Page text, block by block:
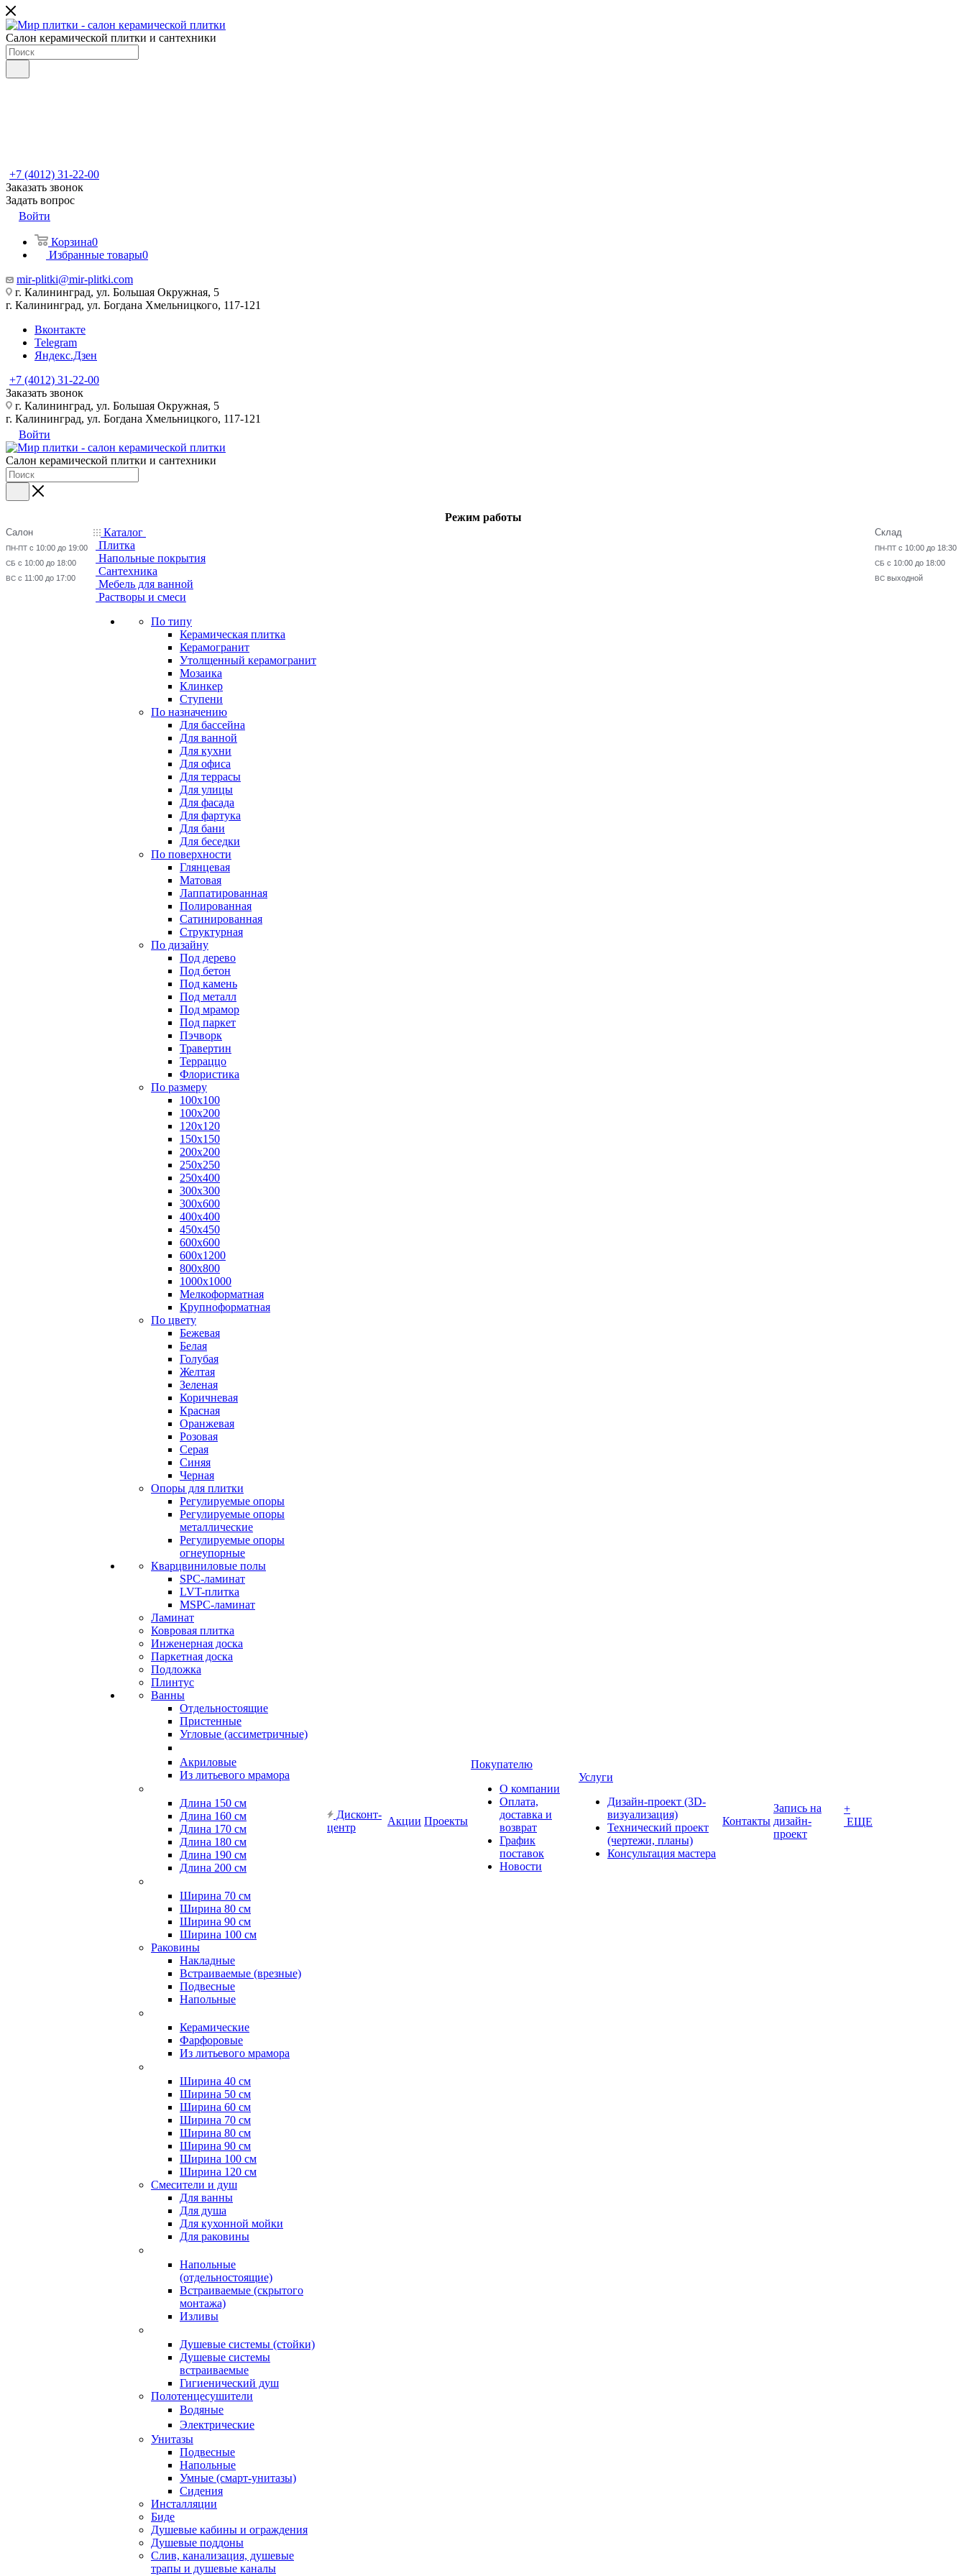
Салон керамической плитки и сантехники
+7 (4012) 31-22-00
Заказать звонок
Задать вопрос
Войти
Корзина0
Избранные товары0
mir-plitki@mir-plitki.com
г. Калининград, ул. Большая Окружная, 5
г. Калининград, ул. Богдана Хмельницкого, 117-121
Вконтакте
Telegram
Яндекс.Дзен
+7 (4012) 31-22-00
Заказать звонок
г. Калининград, ул. Большая Окружная, 5
г. Калининград, ул. Богдана Хмельницкого, 117-121
Войти
Салон керамической плитки и сантехники
Режим работы
Салон
ПН-ПТ с 10:00 до 19:00
СБ с 10:00 до 18:00
ВС с 11:00 до 17:00
Склад
ПН-ПТ с 10:00 до 18:30
СБ с 10:00 до 18:00
ВС выходной
Каталог
Плитка
Напольные покрытия
Сантехника
Мебель для ванной
Растворы и смеси
По типу
Керамическая плитка
Керамогранит
Утолщенный керамогранит
Мозаика
Клинкер
Ступени
По назначению
Для бассейна
Для ванной
Для кухни
Для офиса
Для террасы
Для улицы
Для фасада
Для фартука
Для бани
Для беседки
По поверхности
Глянцевая
Матовая
Лаппатированная
Полированная
Сатинированная
Структурная
По дизайну
Под дерево
Под бетон
Под камень
Под металл
Под мрамор
Под паркет
Пэчворк
Травертин
Терраццо
Флористика
По размеру
100х100
100х200
120х120
150х150
200х200
250х250
250х400
300х300
300х600
400х400
450х450
600х600
600х1200
800х800
1000х1000
Мелкоформатная
Крупноформатная
По цвету
Бежевая
Белая
Голубая
Желтая
Зеленая
Коричневая
Красная
Оранжевая
Розовая
Серая
Синяя
Черная
Опоры для плитки
Регулируемые опоры
Регулируемые опоры
металлические
Регулируемые опоры
огнеупорные
Кварцвиниловые полы
SPC-ламинат
LVT-плитка
MSPC-ламинат
Ламинат
Ковровая плитка
Инженерная доска
Паркетная доска
Подложка
Плинтус
Ванны
Отдельностоящие
Пристенные
Угловые (ассиметричные)
Акриловые
Из литьевого мрамора
Длина 150 см
Длина 160 см
Длина 170 см
Длина 180 см
Длина 190 см
Длина 200 см
Ширина 70 см
Ширина 80 см
Ширина 90 см
Ширина 100 см
Раковины
Накладные
Встраиваемые (врезные)
Подвесные
Напольные
Керамические
Фарфоровые
Из литьевого мрамора
Ширина 40 см
Ширина 50 см
Ширина 60 см
Ширина 70 см
Ширина 80 см
Ширина 90 см
Ширина 100 см
Ширина 120 см
Смесители и душ
Для ванны
Для душа
Для кухонной мойки
Для раковины
Напольные
(отдельностоящие)
Встраиваемые (скрытого
монтажа)
Изливы
Душевые системы (стойки)
Душевые системы
встраиваемые
Гигиенический душ
Полотенцесушители
ㅤВодяные
ㅤЭлектрические
Унитазы
Подвесные
Напольные
Умные (смарт-унитазы)
Сидения
Инсталляции
Биде
Душевые кабины и ограждения
Душевые поддоны
Слив, канализация, душевые
трапы и душевые каналы
Дисконт-
центр
Акции Проекты
Покупателю
О компании
Оплата,
доставка и
возврат
График
поставок
Новости
Услуги
Дизайн-проект (3D-
визуализация)
Технический проект
(чертежи, планы)
Консультация мастера
Контакты
Запись на
дизайн-
проект
+
ЕЩЕ